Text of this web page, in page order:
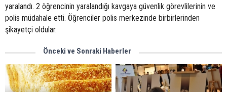
yaralandı. 2 öğrencinin yaralandığı kavgaya güvenlik görevlilerinin ve
polis müdahale etti. Öğrenciler polis merkezinde birbirlerinden
şikayetçi oldular.
Önceki ve Sonraki Haberler